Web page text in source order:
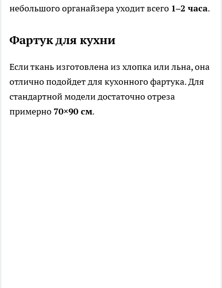
небольшого органайзера уходит всего 1–2 часа.
Фартук для кухни
Если ткань изготовлена из хлопка или льна, она
отлично подойдет для кухонного фартука. Для
стандартной модели достаточно отреза
примерно 70×90 см.